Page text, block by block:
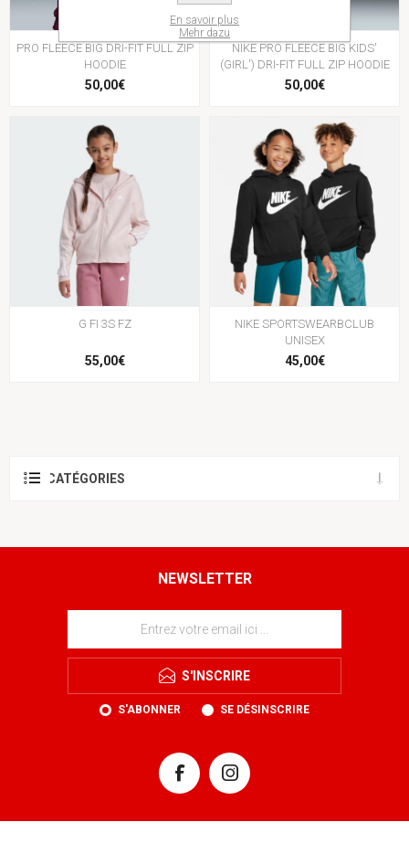
PRO FLEECE BIG DRI-FIT FULL ZIP
HOODIE
50,00€
NIKE PRO FLEECE BIG KIDS'
(GIRL') DRI-FIT FULL ZIP HOODIE
50,00€
G FI 3S FZ
55,00€
NIKE SPORTSWEARBCLUB
UNISEX
45,00€
CATÉGORIES
NEWSLETTER
S'INSCRIRE
S'ABONNER SE DÉSINSCRIRE
En savoir plus
Mehr dazu